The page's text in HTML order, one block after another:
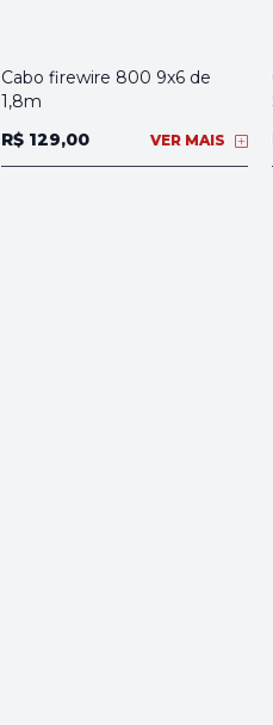
Cabo firewire 800 9x6 de
1,8m
R$ 129,00
VER MAIS